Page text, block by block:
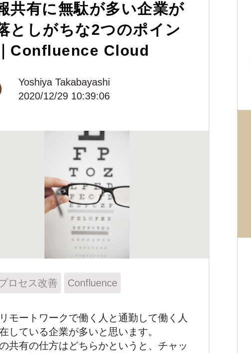
共有に無駄が多い企業が
としがちな2つのポイン
Confluence Cloud
Yoshiya Takabayashi
2020/12/29 10:39:06
ロセス改善 Confluence
モートワークで働く人と通勤して働く人
している企業が多いと思います。
共有の仕方はどちらかというと、チャッ